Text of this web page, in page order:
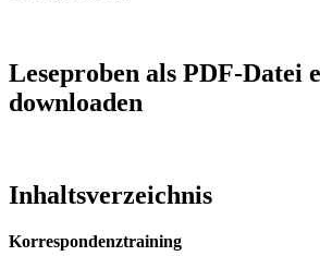
Leseproben als PDF-Datei
downloaden
Inhaltsverzeichnis
Korrespondenztraining